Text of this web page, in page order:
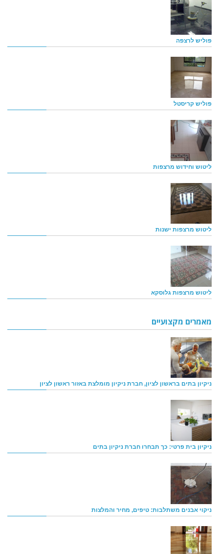
פוליש לרצפה
פוליש קריסטל
ליטוש וחידוש מרצפות
ליטוש מרצפות ישנות
ליטוש מרצפות גלוסקא
מאמרים מקצועיים
ניקיון בתים בראשון לציון, חברת ניקיון מומלצת באזור ראשון לציון
ניקיון בית פרטי: כך תבחרו חברת ניקיון בתים
ניקוי אבנים משתלבות: טיפים, מחיר והמלצות